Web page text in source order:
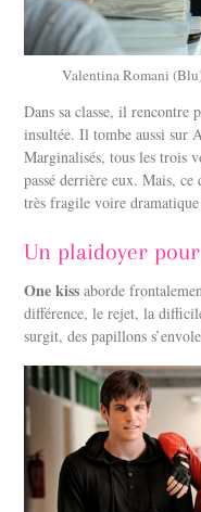
Valentina Romani
Dans sa classe, il rencontre
insultée. Il tombe aussi sur
Marginalisés, tous les trois
passé derrière eux. Mais,
très fragile voire dramatique
Un plaidoyer
One kiss aborde
différence, le rejet, la
surgit, des papillons